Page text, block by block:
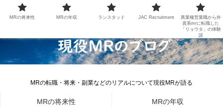
MRの転職・将来・副業などのリアルについて現役MRが語る
MRの将来性 MRの年収
MRの将来性 MRの年収 ランスタッド JAC Recruitment
異業種営業職から外
資系mrに転職した
「リョウタ」の体験
談